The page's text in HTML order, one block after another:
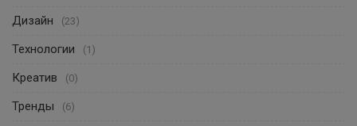
Дизайн (23)
Технологии (1)
Креатив (0)
Тренды (6)